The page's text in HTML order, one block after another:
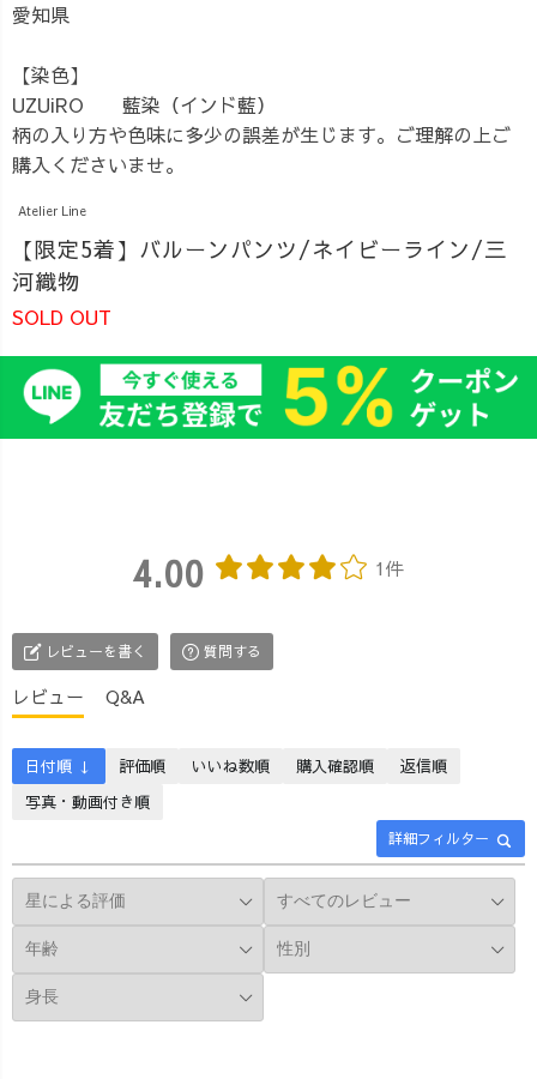
愛知県
【染色】
UZUiRO 藍染（インド藍）
柄の入り方や色味に多少の誤差が生じます。ご理解の上ご
購入くださいませ。
Atelier Line
【限定5着】バルーンパンツ/ネイビーライン/三
河織物
SOLD OUT
4.00 1件
レビューを書く 質問する
レビュー Q&A
詳細フィルター
日付順 ↓ 評価順 いいね数順 購入確認順
返信順
写真・動画付き順